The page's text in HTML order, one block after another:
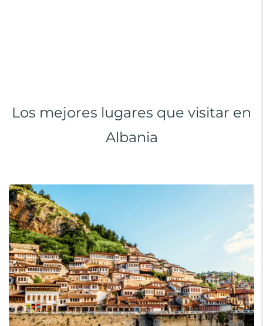
Los mejores lugares que visitar en
Albania